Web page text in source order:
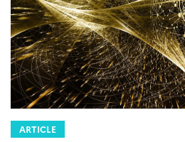
ARTICLE